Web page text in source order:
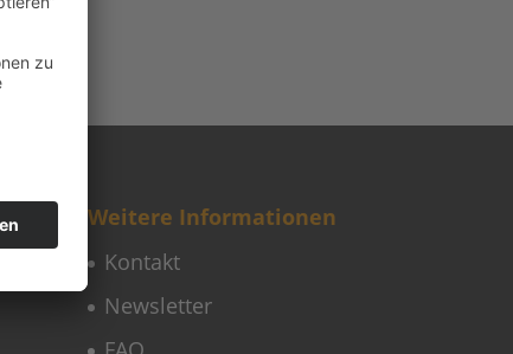
Weitere Informationen
Kontakt
Newsletter